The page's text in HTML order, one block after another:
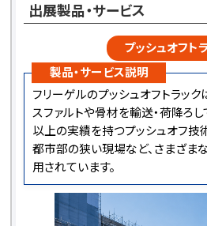
出展製品・サービス
プッシュオフト
製品・サービス説明
フリーゲルのプッシュオフトラッ
スファルトや骨材を輸送・荷降ろ
以上の実績を持つプッシュオフ技
都市部の狭い現場など、さまざま
用されています。